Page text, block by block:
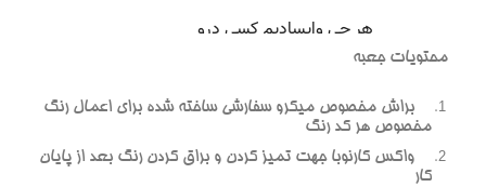
محتويات جعبه
براش مخصوص ميکرو سفارشي ساخته شده براي اعمال رنگ
مخصوص هر کد رنگ
واکس کارنوبا جهت تميز کردن و براق کردن رنگ بعد از پايان
کار